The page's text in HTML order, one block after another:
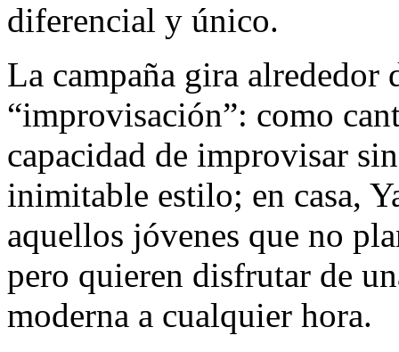
diferencial y único.
La campaña gira alrededor
“improvisación”: como
capacidad de improvisar
inimitable estilo; en casa,
aquellos jóvenes que no
pero quieren disfrutar de
moderna a cualquier hora.